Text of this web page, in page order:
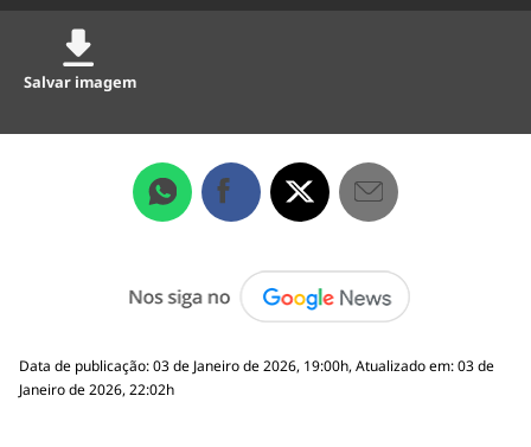
Salvar imagem
Data de publicação: 03 de Janeiro de 2026, 19:00h, Atualizado em: 03 de
Janeiro de 2026, 22:02h